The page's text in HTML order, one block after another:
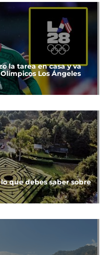
la tarea en casa y va
Los Ángeles
que debes saber sobre